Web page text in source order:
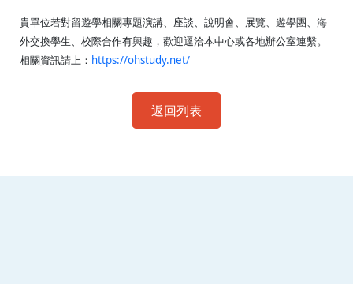
貴單位若對留遊學相關專題演講、座談、說明會、展覽、遊學團、海
外交換學生、校際合作有興趣，歡迎逕洽本中心或各地辦公室連繫。
相關資訊請上： https://ohstudy.net/
返回列表